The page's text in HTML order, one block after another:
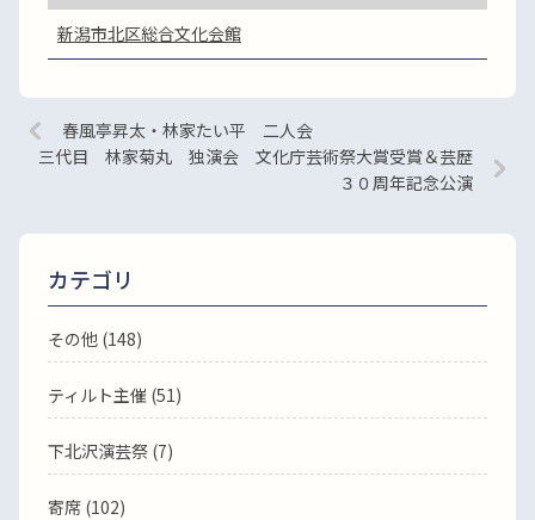
新潟市北区総合文化会館
春風亭昇太・林家たい平 二人会
三代目 林家菊丸 独演会 文化庁芸術祭大賞受賞＆芸歴
３０周年記念公演
カテゴリ
その他 (148)
ティルト主催 (51)
下北沢演芸祭 (7)
寄席 (102)